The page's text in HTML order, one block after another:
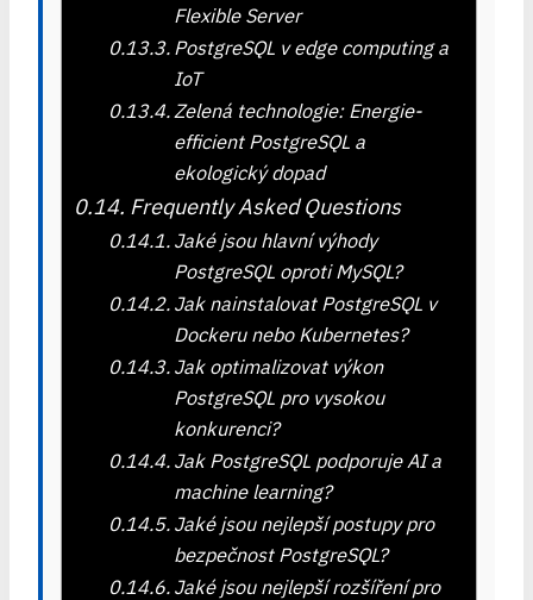
Flexible Server
PostgreSQL v edge computing a
IoT
Zelená technologie: Energie-
efficient PostgreSQL a
ekologický dopad
Frequently Asked Questions
Jaké jsou hlavní výhody
PostgreSQL oproti MySQL?
Jak nainstalovat PostgreSQL v
Dockeru nebo Kubernetes?
Jak optimalizovat výkon
PostgreSQL pro vysokou
konkurenci?
Jak PostgreSQL podporuje AI a
machine learning?
Jaké jsou nejlepší postupy pro
bezpečnost PostgreSQL?
Jaké jsou nejlepší rozšíření pro